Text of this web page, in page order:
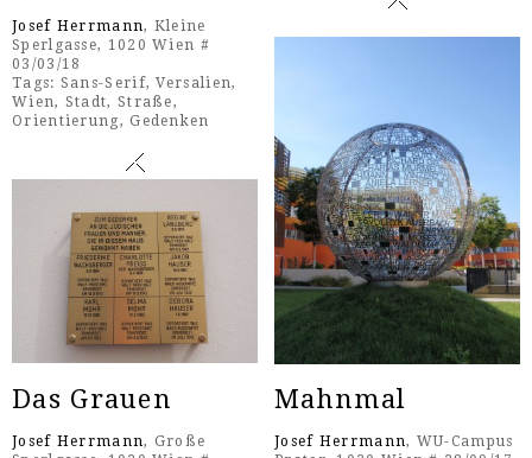
Josef Herrmann, Kleine
Sperlgasse, 1020 Wien #
03/03/18
Tags: Sans-Serif,Versalien,
Wien, Stadt, Straße,
Orientierung,Gedenken
Mahnmal
Josef Herrmann, WU-Campus
Das Grauen
Josef Herrmann, Große